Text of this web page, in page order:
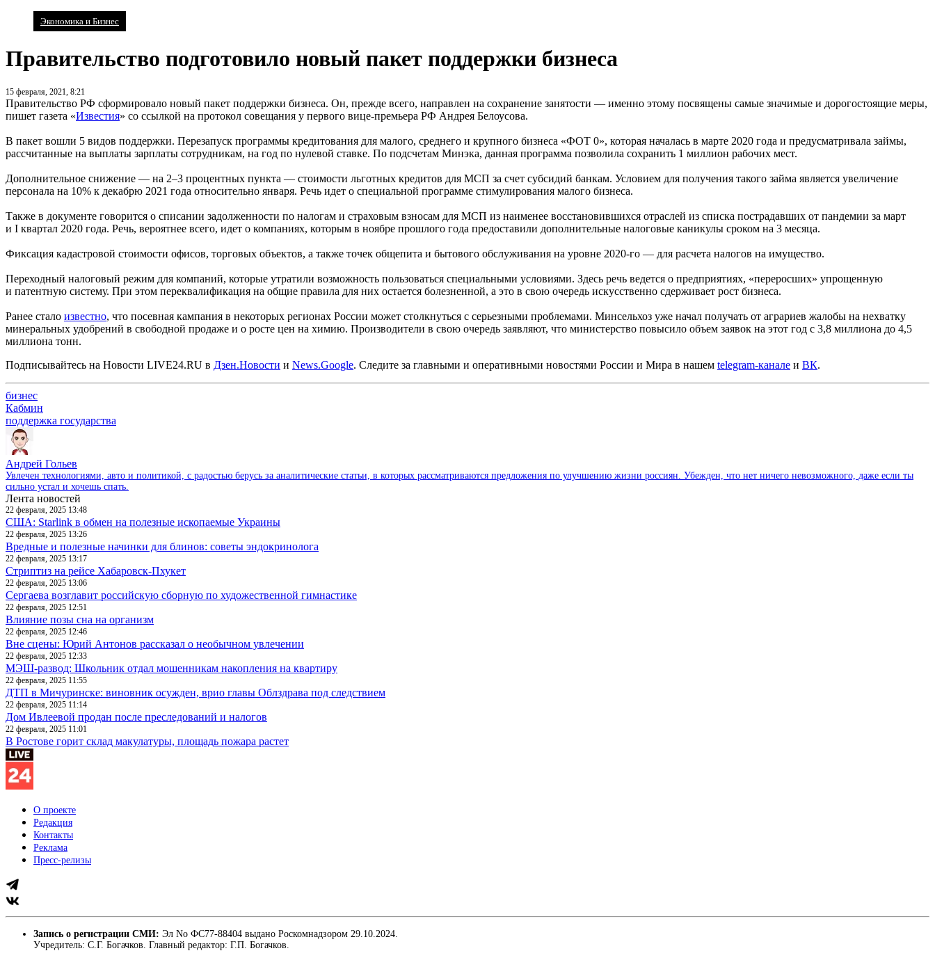
Экономика и Бизнес
Правительство подготовило новый пакет поддержки бизнеса
15 февраля, 2021, 8:21
Правительство РФ сформировало новый пакет поддержки бизнеса. Он, прежде всего, направлен на сохранение занятости — именно этому посвящены самые значимые и дорогостоящие меры,
пишет газета «Известия» со ссылкой на протокол совещания у первого вице-премьера РФ Андрея Белоусова.
В пакет вошли 5 видов поддержки. Перезапуск программы кредитования для малого, среднего и крупного бизнеса «ФОТ 0», которая началась в марте 2020 года и предусматривала займы,
рассчитанные на выплаты зарплаты сотрудникам, на год по нулевой ставке. По подсчетам Минэка, данная программа позволила сохранить 1 миллион рабочих мест.
Дополнительное снижение — на 2–3 процентных пункта — стоимости льготных кредитов для МСП за счет субсидий банкам. Условием для получения такого займа является увеличение
персонала на 10% к декабрю 2021 года относительно января. Речь идет о специальной программе стимулирования малого бизнеса.
Также в документе говорится о списании задолженности по налогам и страховым взносам для МСП из наименее восстановившихся отраслей из списка пострадавших от пандемии за март
и I квартал 2020 года. Речь, вероятнее всего, идет о компаниях, которым в ноябре прошлого года предоставили дополнительные налоговые каникулы сроком на 3 месяца.
Фиксация кадастровой стоимости офисов, торговых объектов, а также точек общепита и бытового обслуживания на уровне 2020-го — для расчета налогов на имущество.
Переходный налоговый режим для компаний, которые утратили возможность пользоваться специальными условиями. Здесь речь ведется о предприятиях, «переросших» упрощенную
и патентную систему. При этом переквалификация на общие правила для них остается болезненной, а это в свою очередь искусственно сдерживает рост бизнеса.
Ранее стало известно, что посевная кампания в некоторых регионах России может столкнуться с серьезными проблемами. Минсельхоз уже начал получать от аграриев жалобы на нехватку
минеральных удобрений в свободной продаже и о росте цен на химию. Производители в свою очередь заявляют, что министерство повысило объем заявок на этот год с 3,8 миллиона до 4,5
миллиона тонн.
Подписывайтесь на Новости LIVE24.RU в Дзен.Новости и News.Google. Следите за главными и оперативными новостями России и Мира в нашем telegram-канале и ВК.
бизнес
Кабмин
поддержка государства
Андрей Гольев
Увлечен технологиями, авто и политикой, с радостью берусь за аналитические статьи, в которых рассматриваются предложения по улучшению жизни россиян. Убежден, что нет ничего невозможного, даже если ты
сильно устал и хочешь спать.
Лента новостей
22 февраля, 2025 13:48
США: Starlink в обмен на полезные ископаемые Украины
22 февраля, 2025 13:26
Вредные и полезные начинки для блинов: советы эндокринолога
22 февраля, 2025 13:17
Стриптиз на рейсе Хабаровск-Пхукет
22 февраля, 2025 13:06
Сергаева возглавит российскую сборную по художественной гимнастике
22 февраля, 2025 12:51
Влияние позы сна на организм
22 февраля, 2025 12:46
Вне сцены: Юрий Антонов рассказал о необычном увлечении
22 февраля, 2025 12:33
МЭШ-развод: Школьник отдал мошенникам накопления на квартиру
22 февраля, 2025 11:55
ДТП в Мичуринске: виновник осужден, врио главы Облздрава под следствием
22 февраля, 2025 11:14
Дом Ивлеевой продан после преследований и налогов
22 февраля, 2025 11:01
В Ростове горит склад макулатуры, площадь пожара растет
О проекте
Редакция
Контакты
Реклама
Пресс-релизы
Запись о регистрации СМИ: Эл No ФС77-88404 выдано Роскомнадзором 29.10.2024.
Учредитель: С.Г. Богачков. Главный редактор: Г.П. Богачков.